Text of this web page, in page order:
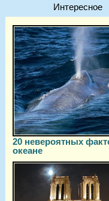
Интересное
20 невероятных
океане